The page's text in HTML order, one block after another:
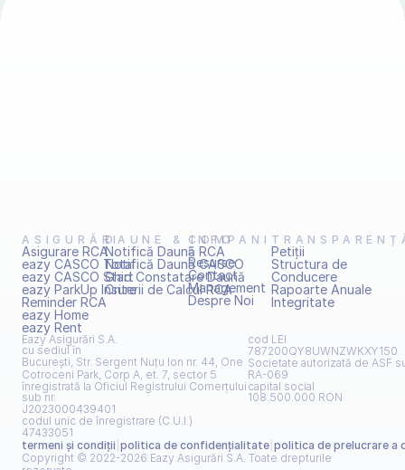
ASIGURĂRI
Asigurare RCA
eazy CASCO Total
eazy CASCO Start
eazy ParkUp Insure
Reminder RCA
eazy Home
eazy Rent
DAUNE & INFO
Notifică Daună RCA
Notifică Daună CASCO
Ghid Constatare Daună
Criterii de Calcul RCA
COMPANI
E
Resurse
Contact
Management
Despre Noi
Petiţii
Structura de
Conducere
Rapoarte Anuale
Integritate
Eazy Asigurări S.A.
cu sediul în
București, Str. Sergent Nuțu Ion nr. 44, One
Cotroceni Park, Corp A, et. 7, sector 5
înregistrată la Oficiul Registrului Comerțului
sub nr.
J2023000439401
codul unic de înregistrare (C.U.I.)
47433051
cod LEI
787200QY8UWNZWKXY150
Societate autorizată de ASF
RA-069
capital social
108.500.000 RON
termeni și condiţii politica de confidenţialitate politica de prelucrare a
Copyright © 2022-2026 Eazy Asigurări S.A. Toate drepturile